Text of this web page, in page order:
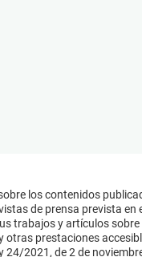
los contenidos
de prensa prevista en
trabajos y artículos
otras prestaciones
2021, de 2 de